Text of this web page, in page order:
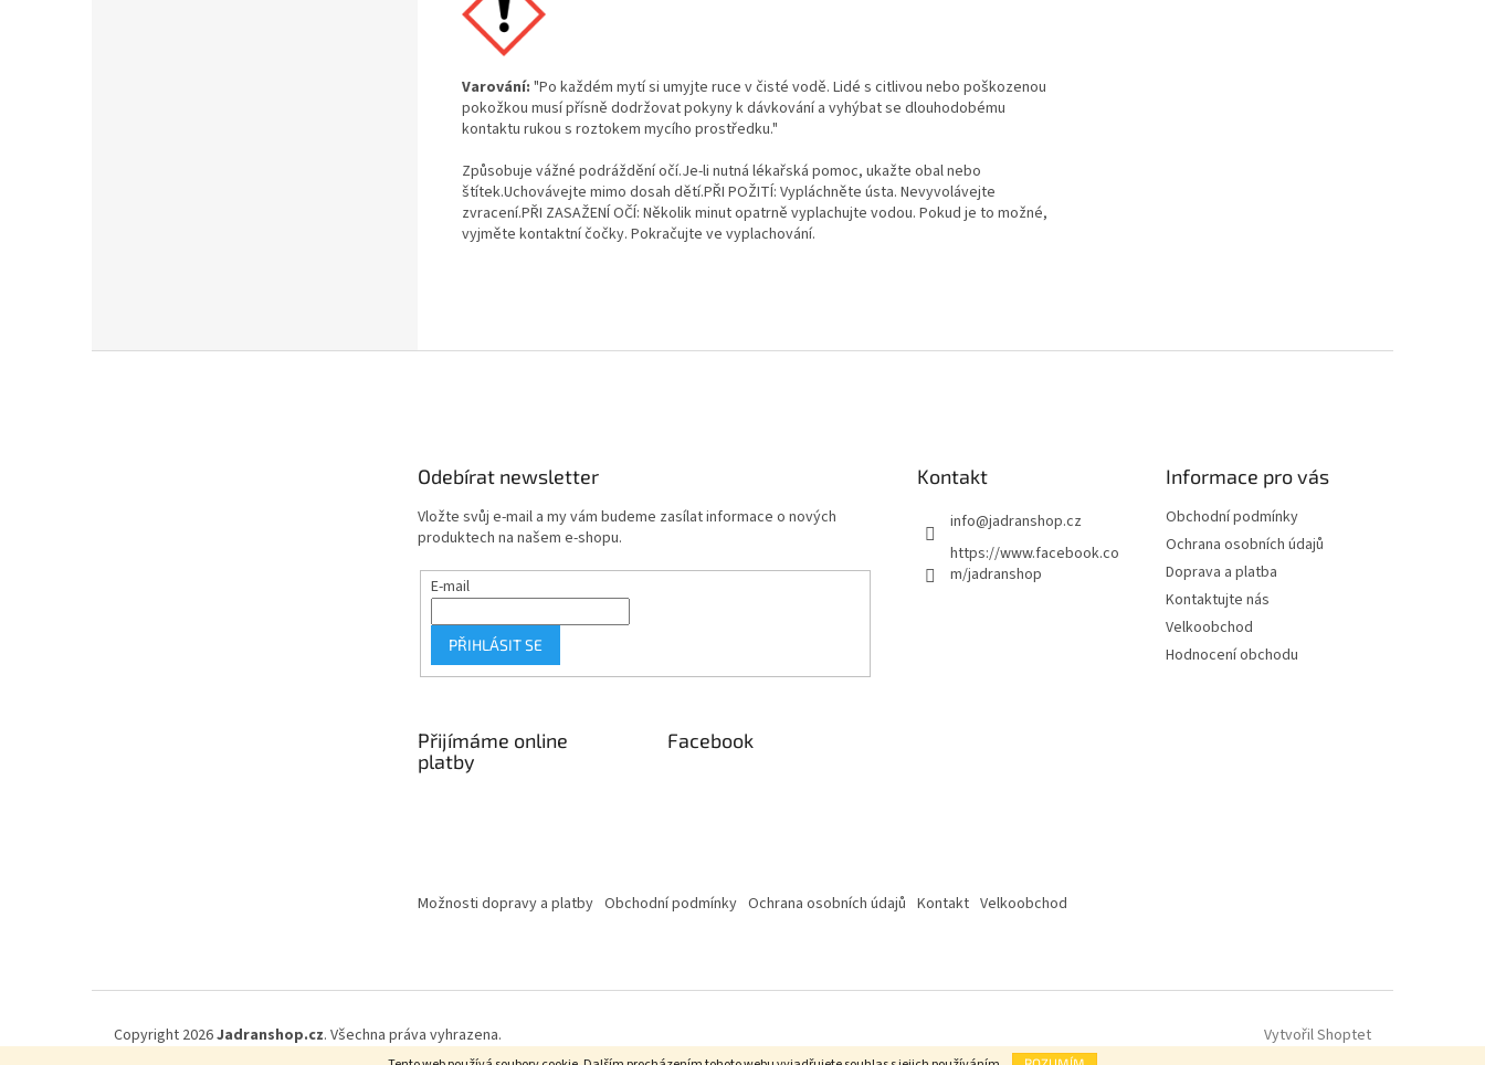
Varování: "Po každém mytí si umyjte ruce v čisté vodě. Lidé s citlivou nebo poškozenou
pokožkou musí přísně dodržovat pokyny k dávkování a vyhýbat se dlouhodobému
kontaktu rukou s roztokem mycího prostředku."
Způsobuje vážné podráždění očí.Je-li nutná lékařská pomoc, ukažte obal nebo
štítek.Uchovávejte mimo dosah dětí.PŘI POŽITÍ: Vypláchněte ústa. Nevyvolávejte
zvracení.PŘI ZASAŽENÍ OČÍ: Několik minut opatrně vyplachujte vodou. Pokud je to možné,
vyjměte kontaktní čočky. Pokračujte ve vyplachování.
Odebírat newsletter
Vložte svůj e-mail a my vám budeme zasílat informace o nových
produktech na našem e-shopu.
E-mail
PŘIHLÁSIT SE
Kontakt
info@jadranshop.cz
https://www.facebook.co
m/jadranshop
Informace pro vás
Obchodní podmínky
Ochrana osobních údajů
Doprava a platba
Kontaktujte nás
Velkoobchod
Hodnocení obchodu
Přijímáme online
platby
Facebook
Možnosti dopravy a platby Obchodní podmínky Ochrana osobních údajů Kontakt Velkoobchod
Vytvořil Shoptet
Copyright 2026Jadranshop.cz. Všechna práva vyhrazena.